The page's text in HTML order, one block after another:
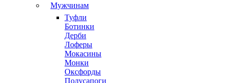
Мужчинам
Туфли
Ботинки
Дерби
Лоферы
Мокасины
Монки
Оксфорды
Полусапоги